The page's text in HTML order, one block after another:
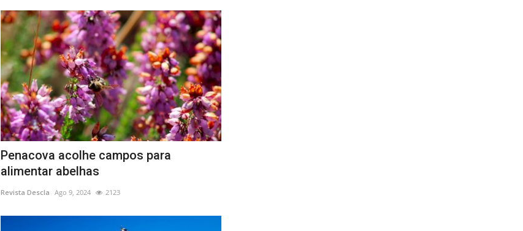
Penacova acolhe campos para
alimentar abelhas
Revista Descla Ago 9, 2024 2123